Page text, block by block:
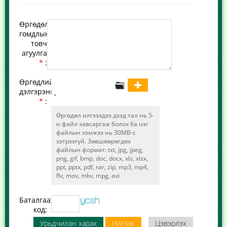
Өргөдөл,
гомдлын
товч
агуулга
* :
Өргөдлийн
дэлгэрэнгүй
* :
Өргөдөл илгээхдээ дээд тал нь 5-
н файл хавсаргаж болох ба нэг
файлын хэмжээ нь 30MB-с
хэтрэхгүй. Зөвшөөрөгдөх
файлын формат: txt, jpg, jpeg,
png, gif, bmp, doc, docx, xls, xlsx,
ppt, pptx, pdf, rar, zip, mp3, mp4,
flv, mov, mkv, mpg, avi
Баталгаажуулах
код:
Урьдчилан харах
Илгээх Цэвэрлэх